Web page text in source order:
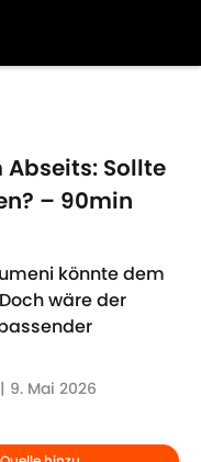
Sollte
– 90min
könnte dem
wäre der
| 9. Mai 2026